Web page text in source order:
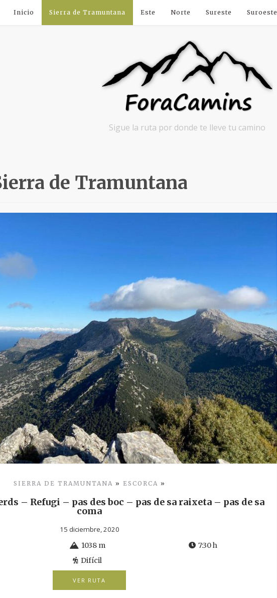
Inicio Sierra de Tramuntana Este Norte Sureste Suroeste
Sigue la ruta por donde te lleve tu camino
de Tramuntana
SIERRA DE TRAMUNTANA » ESCORCA »
– Refugi – pas des boc – pas de sa raixeta – pas de sa
coma
15 diciembre, 2020
1038 m
7:30 h
Difícil
VER RUTA